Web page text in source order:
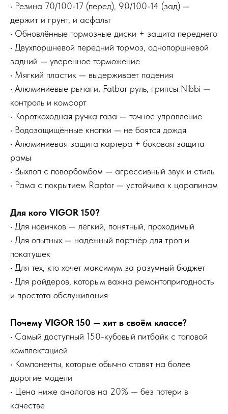
• Резина 70/100-17 (перед), 90/100-14 (зад) —
держит и грунт, и асфальт
• Обновлённые тормозные диски + защита переднего
• Двухпоршневой передний тормоз, однопоршневой
задний — уверенное торможение
• Мягкий пластик — выдерживает падения
• Алюминиевые рычаги, Fatbar руль, грипсы Nibbi —
контроль и комфорт
• Короткоходная ручка газа — точное управление
• Водозащищённые кнопки — не боятся дождя
• Алюминиевая защита картера + боковая защита
рамы
• Выхлоп с поворбомбом — агрессивный звук и стиль
• Рама с покрытием Raptor — устойчива к царапинам
Для кого VIGOR 150?
• Для новичков — лёгкий, понятный, проходимый
• Для опытных — надёжный партнёр для троп и
покатушек
• Для тех, кто хочет максимум за разумный бюджет
• Для райдеров, которым важна ремонтопригодность
и простота обслуживания
Почему VIGOR 150 — хит в своём классе?
• Самый доступный 150-кубовый питбайк с топовой
комплектацией
• Компоненты, которые обычно ставят на более
дорогие модели
• Цена ниже аналогов на 20% — без потери в
качестве